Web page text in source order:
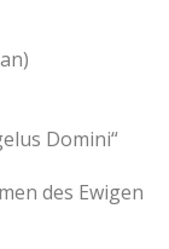
Domini“
des Ewigen